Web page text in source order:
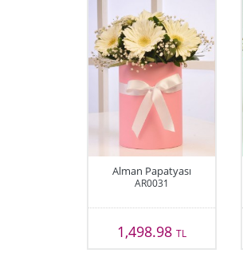
Alman Papatyası
AR0031
1,498.98 TL